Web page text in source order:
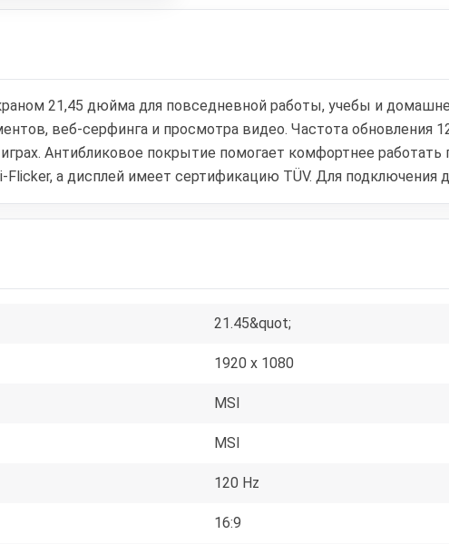
21,45 дюйма для повседневной работы, учебы и
веб-серфинга и просмотра видео. Частота обновления
Антибликовое покрытие помогает комфортнее
Flicker, а дисплей имеет сертификацию TÜV. Для подключения
21.45&quot;
1920 x 1080
MSI
MSI
120 Hz
16:9